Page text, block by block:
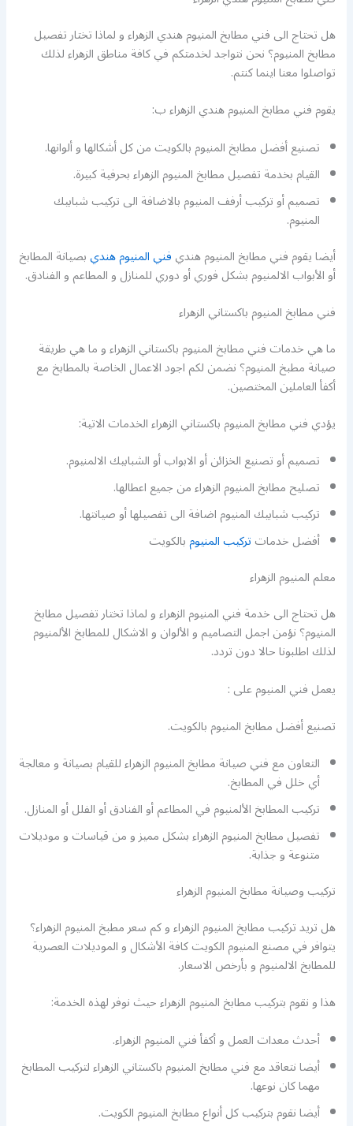
هل تحتاج الى فني مطابخ المنيوم هندي الزهراء و لماذا تختار تفصيل
مطابخ المنيوم؟ نحن نتواجد لخدمتكم في كافة مناطق الزهراء لذلك
تواصلوا معنا اينما كنتم.
يقوم فني مطابخ المنيوم هندي الزهراء ب:
تصنيع أفضل مطابخ المنيوم بالكويت من كل أشكالها و ألوانها.
القيام بخدمة تفصيل مطابخ المنيوم الزهراء بحرفية كبيرة.
تصميم أو تركيب أرفف المنيوم بالاضافة الى تركيب شبابيك
المنيوم.
أيضا يقوم فني مطابخ المنيوم هنديفني المنيوم هنديبصيانة المطابخ
أو الأبواب الالمنيوم بشكل فوري أو دوري للمنازل و المطاعم و الفنادق.
فني مطابخ المنيوم باكستاني الزهراء
ما هي خدمات فني مطابخ المنيوم باكستاني الزهراء و ما هي طريقة
صيانة مطبخ المنيوم؟ نضمن لكم اجود الاعمال الخاصة بالمطابخ مع
أكفأ العاملين المختصين.
يؤدي فني مطابخ المنيوم باكستاني الزهراء الخدمات الاتية:
تصميم أو تصنيع الخزائن أو الابواب أو الشبابيك الالمنيوم.
تصليح مطابخ المنيوم الزهراء من جميع اعطالها.
تركيب شبابيك المنيوم اضافة الى تفصيلها أو صيانتها.
أفضل خدماتتركيب المنيومبالكويت
معلم المنيوم الزهراء
هل تحتاج الى خدمة فني المنيوم الزهراء و لماذا تختار تفصيل مطابخ
المنيوم؟ نؤمن اجمل التصاميم و الألوان و الاشكال للمطابخ الألمنيوم
لذلك اطلبونا حالا دون تردد.
يعمل فني المنيوم على :
تصنيع أفضل مطابخ المنيوم بالكويت.
التعاون مع فني صيانة مطابخ المنيوم الزهراء للقيام بصيانة و معالجة
أي خلل في المطابخ.
تركيب المطابخ الألمنيوم في المطاعم أو الفنادق أو الفلل أو المنازل.
تفصيل مطابخ المنيوم الزهراء بشكل مميز و من قياسات و موديلات
متنوعة و جذابة.
تركيب وصيانة مطابخ المنيوم الزهراء
هل تريد تركيب مطابخ المنيوم الزهراء و كم سعر مطبخ المنيوم الزهراء؟
يتوافر في مصنع المنيوم الكويت كافة الأشكال و الموديلات العصرية
للمطابخ الالمنيوم و بأرخص الاسعار.
هذا و نقوم بتركيب مطابخ المنيوم الزهراء حيث نوفر لهذه الخدمة:
أحدث معدات العمل و أكفأ فني المنيوم الزهراء.
أيضا نتعاقد مع فني مطابخ المنيوم باكستاني الزهراء لتركيب المطابخ
مهما كان نوعها.
أيضا نقوم بتركيب كل أنواع مطابخ المنيوم الكويت.